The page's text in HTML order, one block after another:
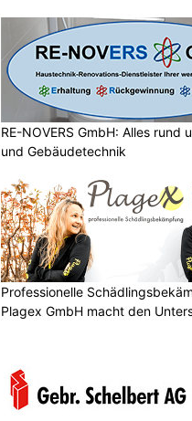
RE-NOVERS GmbH: Alles rund
und Gebäudetechnik
Professionelle
Plagex GmbH macht den